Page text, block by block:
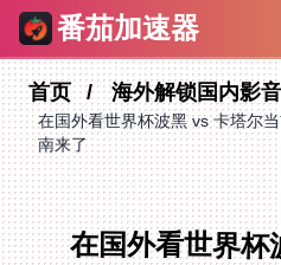
番茄加速器
首页 海外解锁国内影
在国外看世界杯波黑 vs 卡塔尔
南来了
在国外看世界杯
前IP受限制？